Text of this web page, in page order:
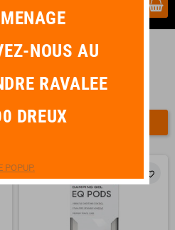
chevron_right Sourdine
favorite_border
NOUS AU
RAVALEE
DREUX
POPUP.